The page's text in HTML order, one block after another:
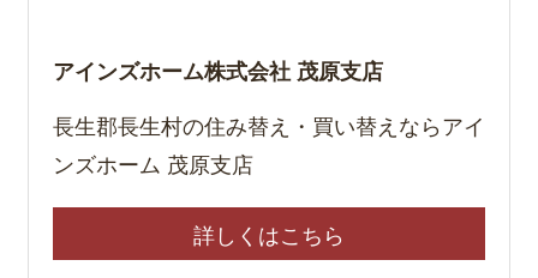
アインズホーム株式会社 茂原支店
長生郡長生村の住み替え・買い替えならアイ
ンズホーム 茂原支店
詳しくはこちら